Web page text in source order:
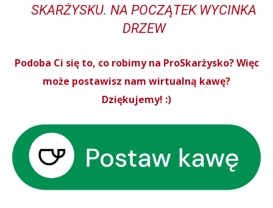
SKARŻYSKU. NA POCZĄTEK WYCINKA
DRZEW
Podoba Ci się to, co robimy na ProSkarżysko? Więc
może postawisz nam wirtualną kawę?
Dziękujemy! :)